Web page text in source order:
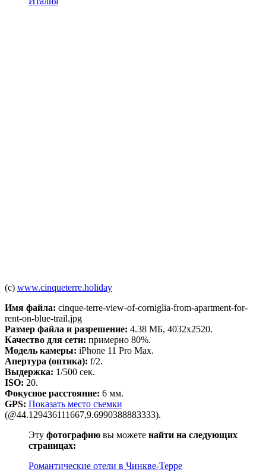
(c) www.cinqueterre.holiday
Имя файла: cinque-terre-view-of-corniglia-from-apartment-for-
rent-on-blue-trail.jpg
Размер файла и разрешение: 4.38 МБ, 4032x2520.
Качество для сети: примерно 80%.
Модель камеры: iPhone 11 Pro Max.
Апертура (оптика): f/2.
Выдержка: 1/500 сек.
ISO: 20.
Фокусное расстояние: 6 мм.
GPS: Показать место съемки
(@44.129436111667,9.6990388883333).
Эту фотографию вы можете найти на следующих
страницах:
Романтические отели в Чинкве-Терре